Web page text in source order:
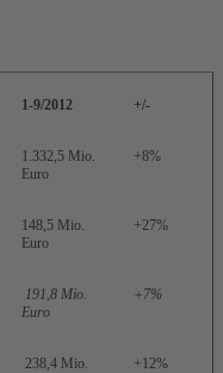
1-9/2012 +/-
1.332,5 Mio.
Euro
+8%
148,5 Mio.
Euro
+27%
191,8 Mio.
Euro
+7%
238,4 Mio.
+12%